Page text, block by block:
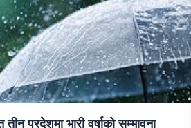
प्रदेशमा भारी वर्षाको सम्भावना